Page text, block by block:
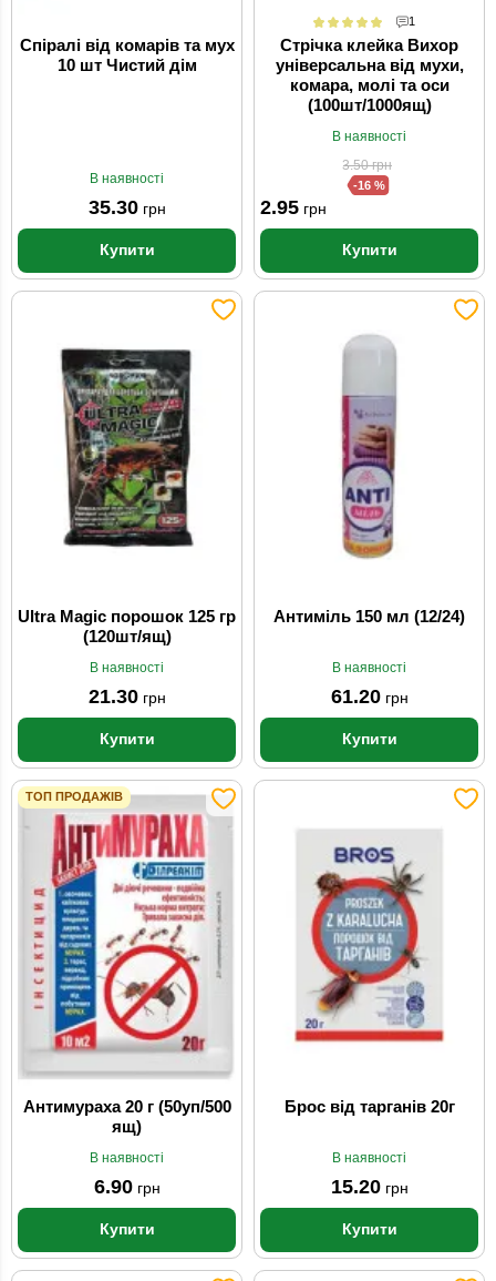
Спіралі від комарів та мух
10 шт Чистий дім
В наявності
35.30грн
Купити
Стрічка клейка Вихор
універсальна від мухи,
комара, молі та оси
(100шт/1000ящ)
1
В наявності
3.50грн
-16 %
2.95 грн
Купити
Ultra Magic порошок 125 гр
(120шт/ящ)
В наявності
21.30грн
Купити
Антиміль 150 мл (12/24)
В наявності
61.20грн
Купити
ТОП ПРОДАЖІВ
Антимураха 20 г (50уп/500
ящ)
В наявності
6.90грн
Купити
Брос від тарганів 20г
В наявності
15.20грн
Купити